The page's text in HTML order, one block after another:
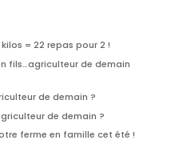
= 22 repas pour 2 !
fils…agriculteur de demain
de demain ?
de demain ?
ferme en famille cet été !